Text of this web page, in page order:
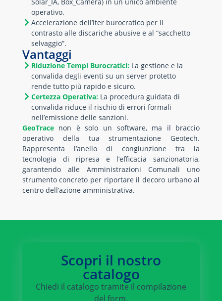
operativo.
Accelerazione dell’iter burocratico per il
contrasto alle discariche abusive e al “sacchetto
selvaggio”.
Vantaggi
Riduzione Tempi Burocratici:La gestione e la
convalida degli eventi su un server protetto
rende tutto più rapido e sicuro.
Certezza Operativa:La procedura guidata di
convalida riduce il rischio di errori formali
nell’emissione delle sanzioni.
GeoTrace non è solo un software, ma il braccio
operativo della tua strumentazione Geotech.
Rappresenta l’anello di congiunzione tra la
tecnologia di ripresa e l’efficacia sanzionatoria,
garantendo alle Amministrazioni Comunali uno
strumento concreto per riportare il decoro urbano al
centro dell’azione amministrativa.
Scopri il nostro
catalogo
Chiedi il catalogo tramite il compilazione
del form.